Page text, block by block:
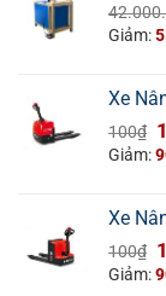
Giảm:
Xe
100₫
Giảm:
Xe
100₫
Giảm: